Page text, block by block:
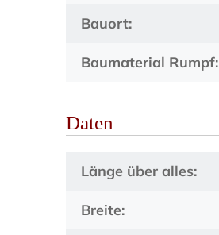
Bauort:
Baumaterial Rumpf:
Daten
Länge über alles:
Breite: